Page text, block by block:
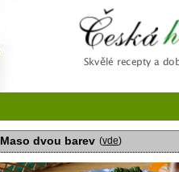
Maso dvou barev (vde)